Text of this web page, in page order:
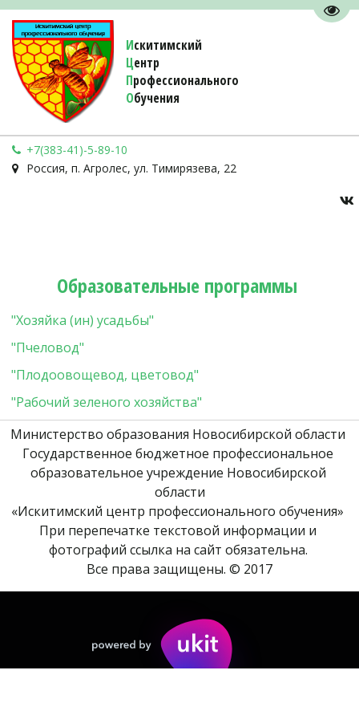
Искитимский
Центр
Профессионального
Обучения
+7(383-41)-5-89-10
Россия, п. Агролес, ул. Тимирязева, 22
Образовательные программы
"Хозяйка (ин) усадьбы"
"Пчеловод"
"Плодоовощевод, цветовод"
"Рабочий зеленого хозяйства"
Министерство образования Новосибирской области
Государственное бюджетное профессиональное
образовательное учреждение Новосибирской
области
«Искитимский центр профессионального обучения»
При перепечатке текстовой информации и
фотографий ссылка на сайт обязательна.
Все права защищены. © 2017